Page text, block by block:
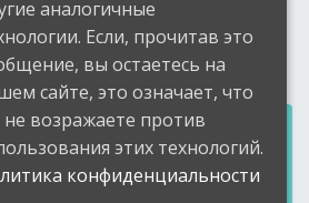
6-05-99
аналогичные
Если, прочитав это
вы остаетесь на
сайте, это означает, что
возражаете против
этих технологий.
конфиденциальности